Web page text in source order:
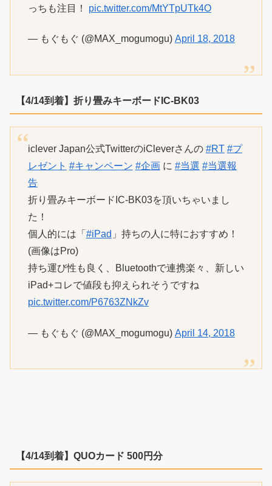
っちも注目！ pic.twitter.com/MtYTpUTk4O
— もぐもぐ (@MAX_mogumogu) April 18, 2018
【4/14到着】折り畳みキーボードIC-BK03
iclever Japan公式TwitterのiCleverさんの #RT #プ
レゼント #キャンペーン #企画に #当選 #当選報
告
折り畳みキーボードIC-BK03を頂いちゃいまし
た！
個人的には「 #iPad 」持ちの人に特におすすめ！
(画像はPro)
持ち運び性も良く、Bluetoothで連携楽々、新しい
iPad+コレで値段も抑えられそうですね
pic.twitter.com/P6763ZNkZv
— もぐもぐ (@MAX_mogumogu) April 14, 2018
【4/14到着】QUOカード 500円分